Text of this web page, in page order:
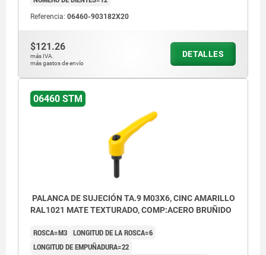
Referencia: 06460-903182X20
$121.26
más IVA.
más gastos de envío
DETALLES
06460 STM
PALANCA DE SUJECIÓN TA.9 M03X6, CINC AMARILLO
RAL1021 MATE TEXTURADO, COMP:ACERO BRUÑIDO
ROSCA=M3 LONGITUD DE LA ROSCA=6
LONGITUD DE EMPUÑADURA=22